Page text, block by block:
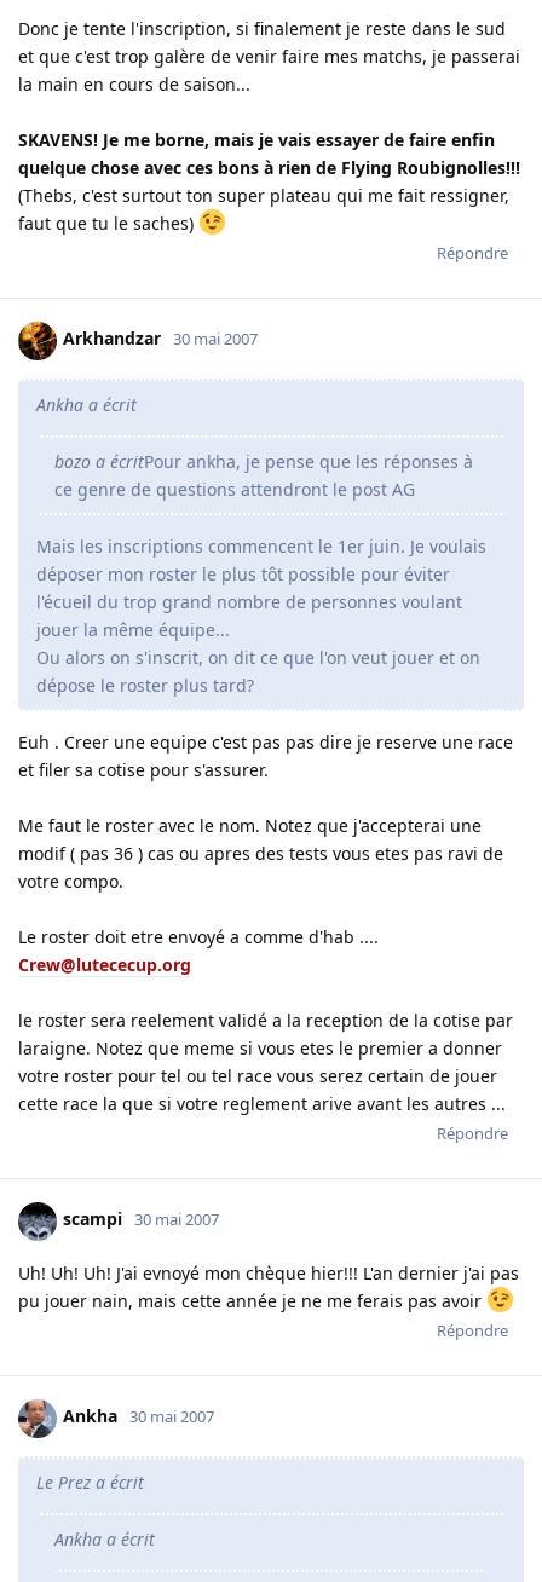
Donc je tente l'inscription, si finalement je reste dans le sud
et que c'est trop galère de venir faire mes matchs, je passerai
la main en cours de saison...
SKAVENS! Je me borne, mais je vais essayer de faire enfin
quelque chose avec ces bons à rien de Flying Roubignolles!!!
(Thebs, c'est surtout ton super plateau qui me fait ressigner,
faut que tu le saches)
Répondre
Arkhandzar 30 mai 2007
Ankha a écrit
bozo a écritPour ankha, je pense que les réponses à
ce genre de questions attendront le post AG
Mais les inscriptions commencent le 1er juin. Je voulais
déposer mon roster le plus tôt possible pour éviter
l'écueil du trop grand nombre de personnes voulant
jouer la même équipe...
Ou alors on s'inscrit, on dit ce que l'on veut jouer et on
dépose le roster plus tard?
Euh . Creer une equipe c'est pas pas dire je reserve une race
et filer sa cotise pour s'assurer.
Me faut le roster avec le nom. Notez que j'accepterai une
modif ( pas 36 ) cas ou apres des tests vous etes pas ravi de
votre compo.
Le roster doit etre envoyé a comme d'hab ....
Crew@lutececup.org
le roster sera reelement validé a la reception de la cotise par
laraigne. Notez que meme si vous etes le premier a donner
votre roster pour tel ou tel race vous serez certain de jouer
cette race la que si votre reglement arive avant les autres ...
Répondre
scampi 30 mai 2007
Uh! Uh! Uh! J'ai evnoyé mon chèque hier!!! L'an dernier j'ai pas
pu jouer nain, mais cette année je ne me ferais pas avoir
Répondre
Ankha 30 mai 2007
Le Prez a écrit
Ankha a écrit